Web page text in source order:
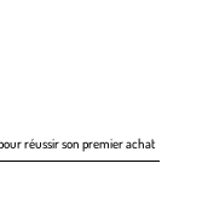
réussir son premier achat